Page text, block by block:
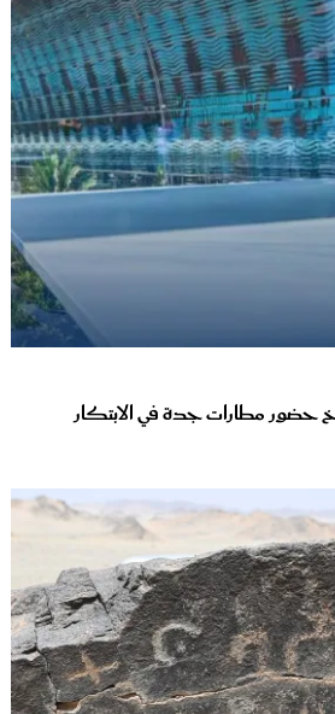
حضور مطارات جدة في الابتكار